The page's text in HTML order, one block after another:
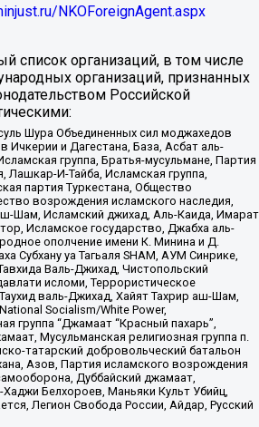
NKOForeignAgent.aspx
список организаций, в том числе
организаций, признанных
Российской
Шура Объединенных сил моджахедов
Ичкерии и Дагестана, База, Асбат аль-
группа, Братья-мусульмане, Партия
Лашкар-И-Тайба, Исламская группа,
партия Туркестана, Общество
возрождения исламского наследия,
Шам, Исламский джихад, Аль-Каида, Имарат
Исламское государство, Джабха аль-
ополчение имени К. Минина и Д.
Субхану уа Тагьаля SHAM, АУМ Синрике,
Валь-Джихад, Чистопольский
исломи, Террористическое
валь-Джихад, Хайят Тахрир аш-Шам,
Socialism/White Power,
группа “Джамаат “Красный пахарь”,
Мусульманская религиозная группа п.
татарский добровольческий батальон
Азов, Партия исламского возрождения
Дуббайский джамаат,
Белхороев, Маньяки Культ Убийц,
Легион Свобода России, Айдар, Русский